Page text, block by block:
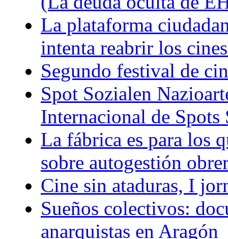
La plataforma
intenta reabrir los
Segundo festival de
Spot Sozialen
Internacional de Spots
La fábrica es para los
sobre autogestión
Cine sin ataduras, I
Sueños colectivos:
anarquistas en Aragón